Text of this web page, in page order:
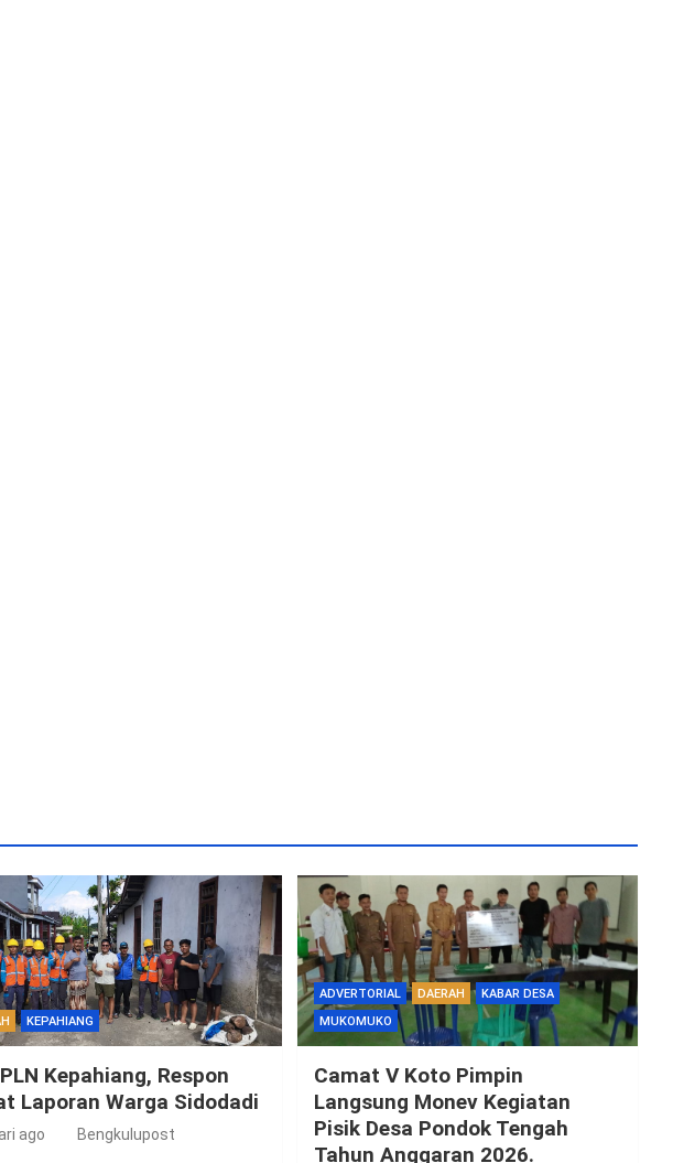
KEPAHIANG
Kepahiang, Respon
Laporan Warga Sidodadi
ago Bengkulupost
ADVERTORIAL DAERAH
KABAR DESA
MUKOMUKO
Camat V Koto Pimpin
Langsung Monev Kegiatan
Pisik Desa Pondok Tengah
Tahun Anggaran 2026.